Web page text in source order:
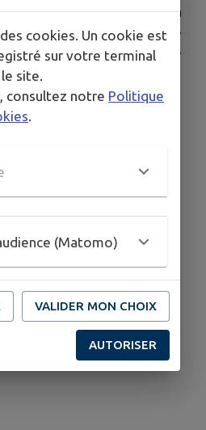
à distance, dès que la
et instruite. À chaque
doit présenter sa carte
le valideur.
cookies. Un cookie est
sur votre terminal
site.
consultez notre Politique
.
(Matomo)
VALIDER MON CHOIX
AUTORISER